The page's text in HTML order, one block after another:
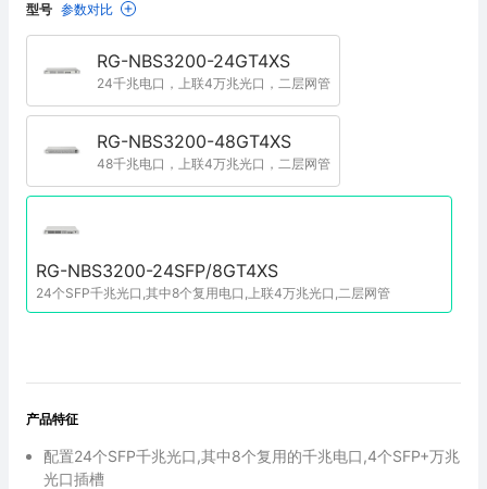
型号 参数对比
RG-NBS3200-24GT4XS
24千兆电口，上联4万兆光口，二层网管
RG-NBS3200-48GT4XS
48千兆电口，上联4万兆光口，二层网管
RG-NBS3200-24SFP/8GT4XS
24个SFP千兆光口,其中8个复用电口,上联4万兆光口,二层网管
产品特征
配置24个SFP千兆光口,其中8个复用的千兆电口,4个SFP+万兆
光口插槽